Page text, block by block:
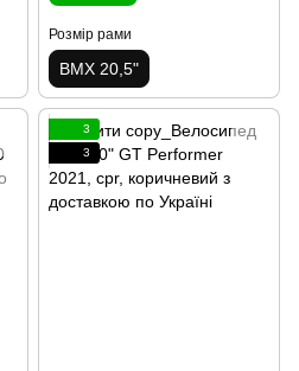
Розмір рами
BMX 20,5"
3
3